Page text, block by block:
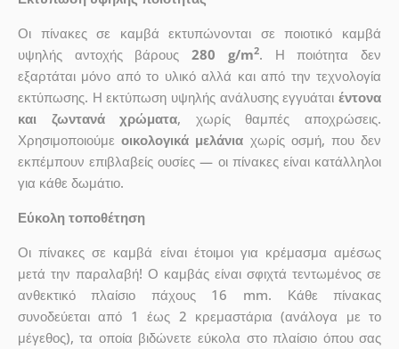
Οι πίνακες σε καμβά εκτυπώνονται σε ποιοτικό καμβά
υψηλής αντοχής βάρους280 g/m2. Η ποιότητα δεν
εξαρτάται μόνο από το υλικό αλλά και από την τεχνολογία
εκτύπωσης. Η εκτύπωση υψηλής ανάλυσης εγγυάταιέντονα
και ζωντανά χρώματα, χωρίς θαμπές αποχρώσεις.
Χρησιμοποιούμεοικολογικά μελάνια χωρίς οσμή, που δεν
εκπέμπουν επιβλαβείς ουσίες — οι πίνακες είναι κατάλληλοι
για κάθε δωμάτιο.
Εύκολη τοποθέτηση
Οι πίνακες σε καμβά είναι έτοιμοι για κρέμασμα αμέσως
μετά την παραλαβή! Ο καμβάς είναι σφιχτά τεντωμένος σε
ανθεκτικό πλαίσιο πάχους 16 mm. Κάθε πίνακας
συνοδεύεται από 1 έως 2 κρεμαστάρια (ανάλογα με το
μέγεθος), τα οποία βιδώνετε εύκολα στο πλαίσιο όπου σας